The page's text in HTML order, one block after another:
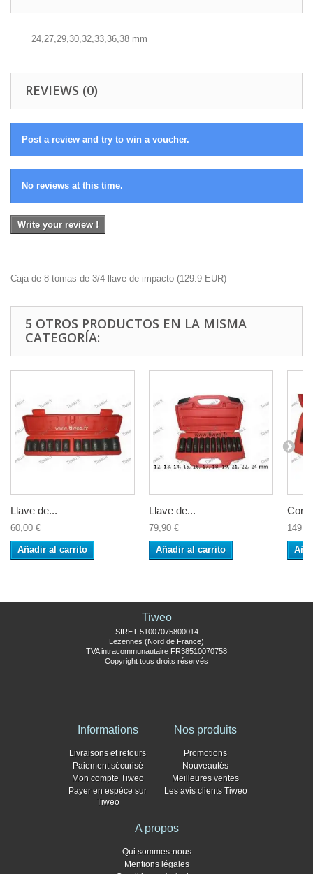
24,27,29,30,32,33,36,38 mm
REVIEWS (0)
Post a review and try to win a voucher.
No reviews at this time.
Write your review !
Caja de 8 tomas de 3/4 llave de impacto (129.9 EUR)
5 OTROS PRODUCTOS EN LA MISMA
CATEGORÍA:
Llave de...
60,00 €
Añadir al carrito
Llave de...
79,90 €
Añadir al carrito
Tiweo
SIRET 51007075800014
Lezennes (Nord de France)
TVA intracommunautaire FR38510070758
Copyright tous droits réservés
Informations
Livraisons et retours
Paiement sécurisé
Mon compte Tiweo
Payer en espèce sur
Tiweo
Nos produits
Promotions
Nouveautés
Meilleures ventes
Les avis clients Tiweo
A propos
Qui sommes-nous
Mentions légales